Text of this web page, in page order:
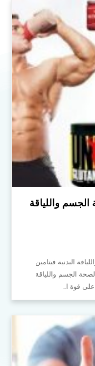
الجسم واللياقة
البدنية فيتامين
لصحة الجسم واللياقة
على قوة ا…